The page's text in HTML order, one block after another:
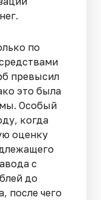
по
превысил
это была
Особый
когда
оценку
с
до
после чего